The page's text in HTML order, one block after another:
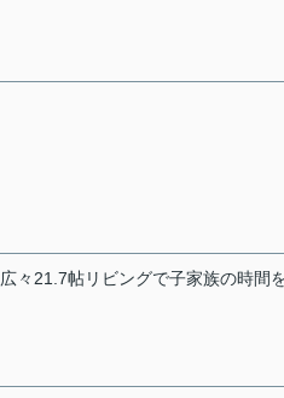
広々21.7帖リビングで子家族の時間